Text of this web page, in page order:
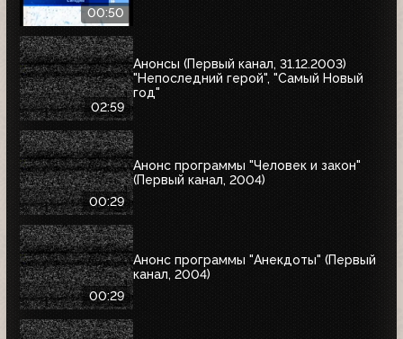
00:50
02:59
Анонсы (Первый канал, 31.12.2003)
"Непоследний герой", "Самый Новый
год"
00:29
Анонс программы "Человек и закон"
(Первый канал, 2004)
00:29
Анонс программы "Анекдоты" (Первый
канал, 2004)